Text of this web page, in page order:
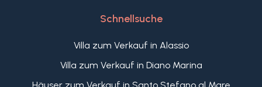
Schnellsuche
Villa zum Verkauf in Alassio
Villa zum Verkauf in Diano Marina